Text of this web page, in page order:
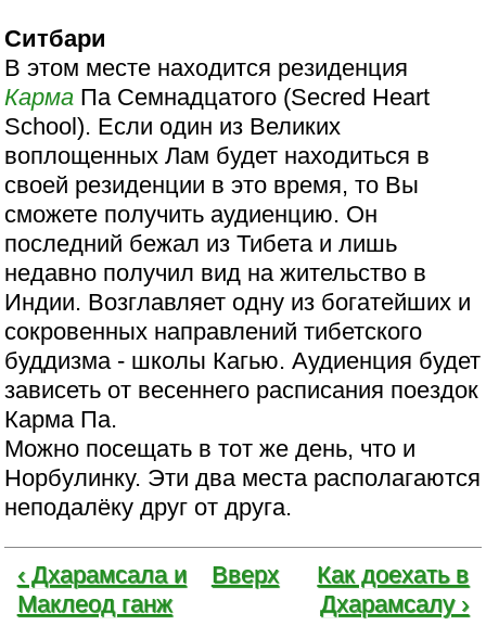
Ситбари
В этом месте находится резиденция
Карма Па Семнадцатого (Secred Heart
School). Если один из Великих
воплощенных Лам будет находиться в
своей резиденции в это время, то Вы
сможете получить аудиенцию. Он
последний бежал из Тибета и лишь
недавно получил вид на жительство в
Индии. Возглавляет одну из богатейших и
сокровенных направлений тибетского
буддизма - школы Кагью. Аудиенция будет
зависеть от весеннего расписания поездок
Карма Па.
Можно посещать в тот же день, что и
Норбулинку. Эти два места располагаются
неподалёку друг от друга.
‹ Дхарамсала и
Маклеод ганж
Вверх
Как доехать в
Дхарамсалу ›